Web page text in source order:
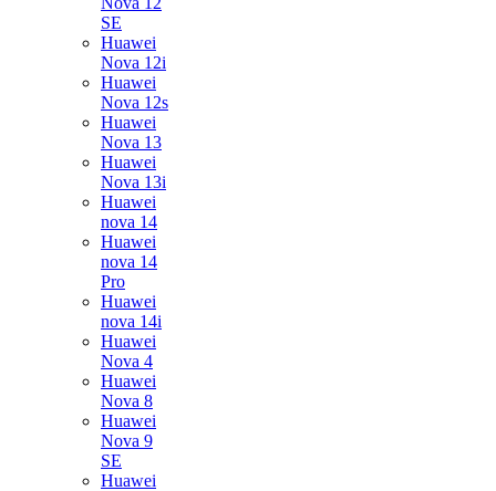
SE
Huawei
Nova 12i
Huawei
Nova 12s
Huawei
Nova 13
Huawei
Nova 13i
Huawei
nova 14
Huawei
nova 14
Pro
Huawei
nova 14i
Huawei
Nova 4
Huawei
Nova 8
Huawei
Nova 9
SE
Huawei